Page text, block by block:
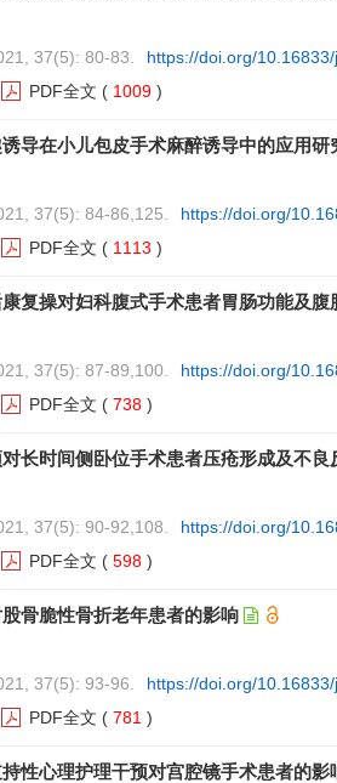
37(5): 80-83.
https://doi.org/
PDF全文 ( 1009 )
导在小儿包皮手术麻醉诱导中的应用研
37(5): 84-86,125.
https://doi.org/
PDF全文 ( 1113 )
复操对妇科腹式手术患者胃肠功能及腹
37(5): 87-89,100.
https://doi.org/
PDF全文 ( 738 )
长时间侧卧位手术患者压疮形成及不良
37(5): 90-92,108.
https://doi.org/
PDF全文 ( 598 )
骨脆性骨折老年患者的影响
37(5): 93-96.
https://doi.org/
PDF全文 ( 781 )
性心理护理干预对宫腔镜手术患者的影